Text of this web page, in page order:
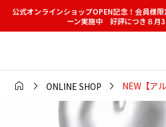
公式オンラインショップOPEN記念！会員様
ーン実施中 好評につき８月
  ONLINE SHOP  NEW【ア